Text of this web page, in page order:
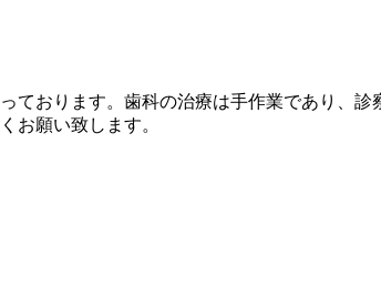
ております。歯科の治療は手作業であり、
お願い致します。